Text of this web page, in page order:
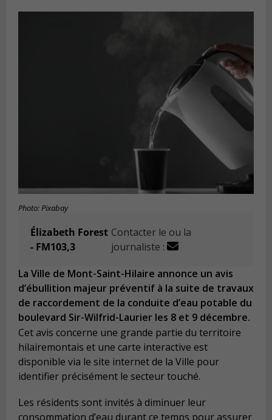
Photo: Pixabay
Élizabeth Forest
- FM103,3
Contacter le ou la
journaliste :
La Ville de Mont-Saint-Hilaire annonce un avis
d’ébullition majeur préventif à la suite de travaux
de raccordement de la conduite d’eau potable du
boulevard Sir-Wilfrid-Laurier les 8 et 9 décembre.
Cet avis concerne une grande partie du territoire
hilairemontais et une carte interactive est
disponible via le site internet de la Ville pour
identifier précisément le secteur touché.
Les résidents sont invités à diminuer leur
consommation d’eau durant ce temps pour assurer